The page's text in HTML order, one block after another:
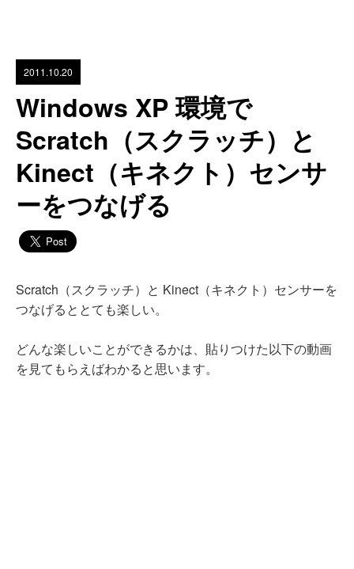
2011.10.20
Windows XP 環境で
Scratch（スクラッチ）と
Kinect（キネクト）センサ
ーをつなげる
Scratch（スクラッチ）と Kinect（キネクト）センサーを
つなげるととても楽しい。
どんな楽しいことができるかは、貼りつけた以下の動画
を見てもらえばわかると思います。